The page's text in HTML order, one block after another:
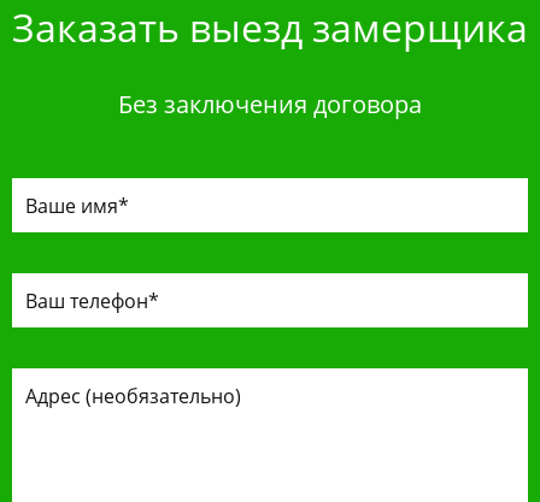
Заказать выезд замерщика
Без заключения договора